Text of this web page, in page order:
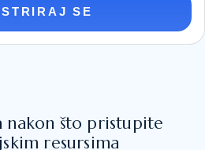
SE
nakon što pristupite
resursima